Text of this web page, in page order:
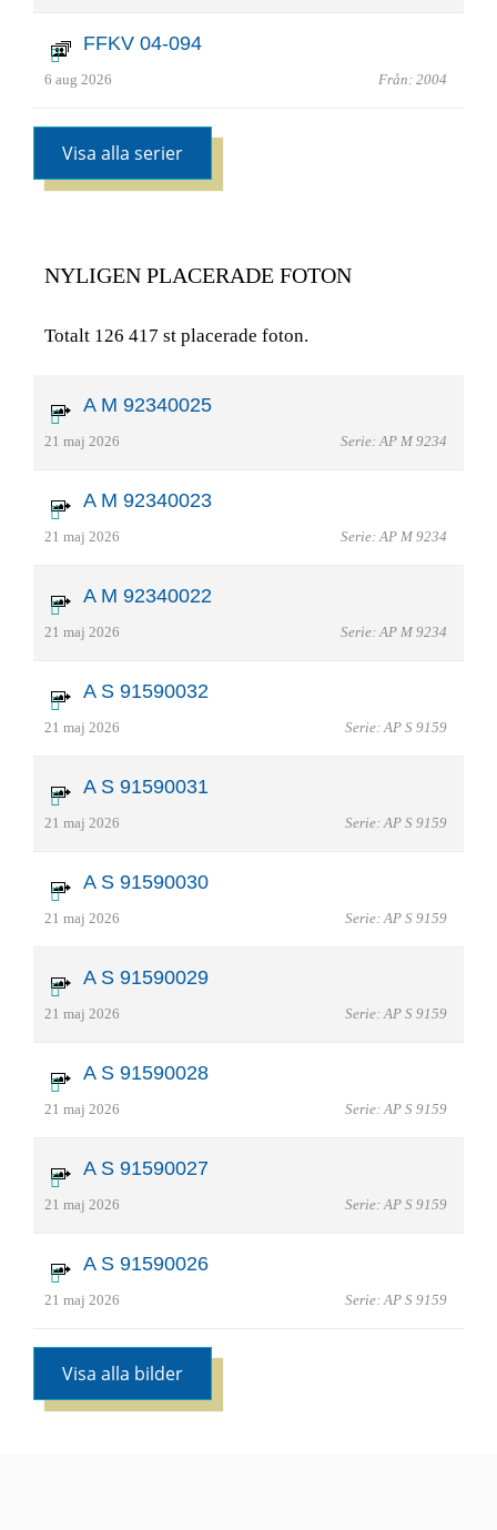
FFKV 04-094
6 aug 2026 Från: 2004
Visa alla serier
NYLIGEN PLACERADE FOTON
Totalt 126 417 st placerade foton.
A M 92340025
21 maj 2026 Serie: AP M 9234
A M 92340023
21 maj 2026 Serie: AP M 9234
A M 92340022
21 maj 2026 Serie: AP M 9234
A S 91590032
21 maj 2026 Serie: AP S 9159
A S 91590031
21 maj 2026 Serie: AP S 9159
A S 91590030
21 maj 2026 Serie: AP S 9159
A S 91590029
21 maj 2026 Serie: AP S 9159
A S 91590028
21 maj 2026 Serie: AP S 9159
A S 91590027
21 maj 2026 Serie: AP S 9159
A S 91590026
21 maj 2026 Serie: AP S 9159
Visa alla bilder